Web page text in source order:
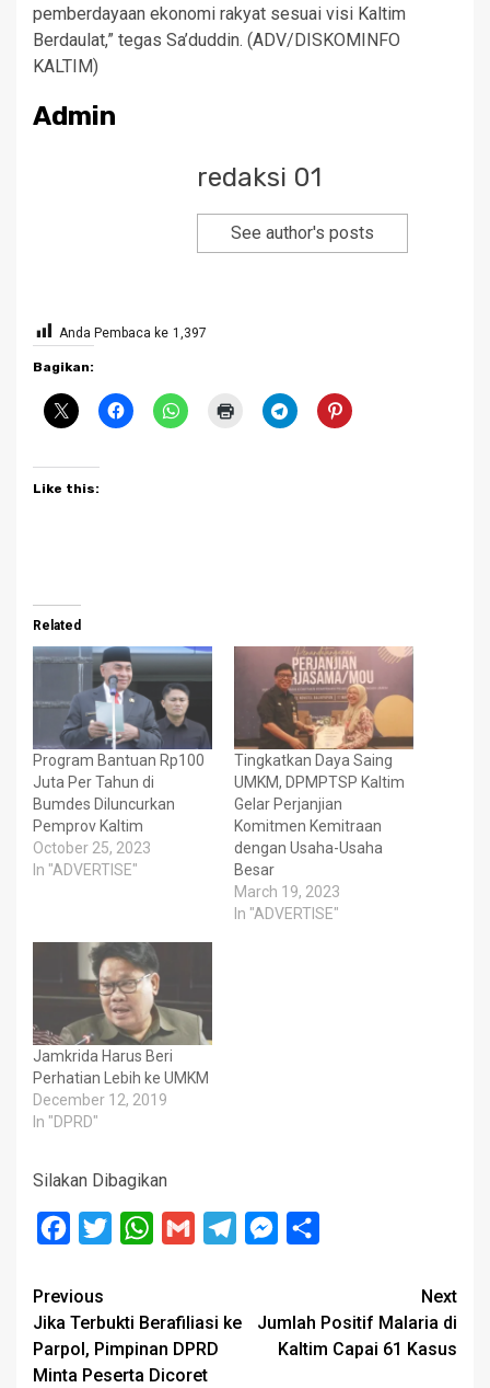
pemberdayaan ekonomi rakyat sesuai visi Kaltim
Berdaulat,” tegas Sa’duddin. (ADV/DISKOMINFO
KALTIM)
Admin
redaksi 01
See author's posts
Anda Pembaca ke 1,397
Bagikan:
Like this:
Related
Program Bantuan Rp100
Juta Per Tahun di
Bumdes Diluncurkan
Pemprov Kaltim
October 25, 2023
In "ADVERTISE"
Tingkatkan Daya Saing
UMKM, DPMPTSP Kaltim
Gelar Perjanjian
Komitmen Kemitraan
dengan Usaha-Usaha
Besar
March 19, 2023
In "ADVERTISE"
Jamkrida Harus Beri
Perhatian Lebih ke UMKM
December 12, 2019
In "DPRD"
Silakan Dibagikan
Facebook
Twitter WhatsApp
Gmail TelegramMessenger
Post
navigation
Previous
Jika Terbukti Berafiliasi ke
Parpol, Pimpinan DPRD
Minta Peserta Dicoret
Next
Jumlah Positif Malaria di
Kaltim Capai 61 Kasus